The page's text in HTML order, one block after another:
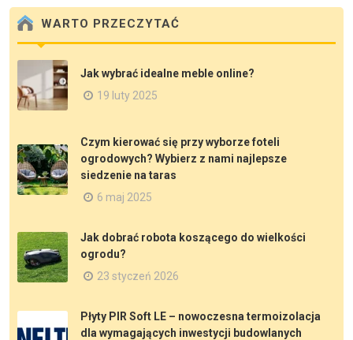
WARTO PRZECZYTAĆ
Jak wybrać idealne meble online?
19 luty 2025
Czym kierować się przy wyborze foteli
ogrodowych? Wybierz z nami najlepsze
siedzenie na taras
6 maj 2025
Jak dobrać robota koszącego do wielkości
ogrodu?
23 styczeń 2026
Płyty PIR Soft LE – nowoczesna termoizolacja
dla wymagających inwestycji budowlanych